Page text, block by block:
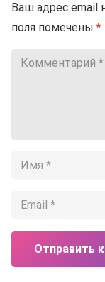
Ваш адрес email
поля помечены *
Отправить